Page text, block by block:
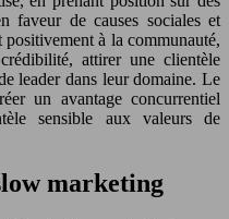
faveur de causes sociales et
à la communauté,
attirer une clientèle
leader dans leur domaine. Le
un avantage concurrentiel
sensible aux valeurs de
marketing